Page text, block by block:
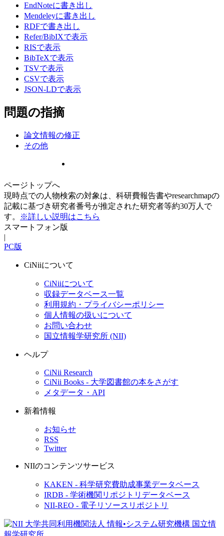
EndNoteに書き出し
Mendeleyに書き出し
RDFで書き出し
Refer/BibIXで表示
RISで表示
BibTeXで表示
TSVで表示
CSVで表示
JSON-LDで表示
問題の指摘
論文情報の修正
その他
ページトップへ
現時点での人物検索の対象は、科研費報告書やresearchmapの
記載に基づき研究者番号が推定された研究者等約30万人で
す。
※詳しい説明はこちら
スマートフォン版
|
PC版
CiNiiについて
CiNiiについて
収録データベース一覧
利用規約・プライバシーポリシー
個人情報の扱いについて
お問い合わせ
国立情報学研究所 (NII)
ヘルプ
CiNii Research
CiNii Books - 大学図書館の本をさがす
メタデータ・API
新着情報
お知らせ
RSS
Twitter
NIIのコンテンツサービス
KAKEN - 科学研究費助成事業データベース
IRDB - 学術機関リポジトリデータベース
NII-REO - 電子リソースリポジトリ